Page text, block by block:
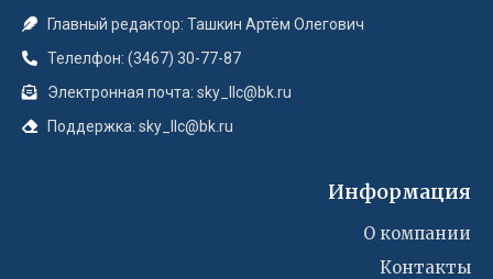
Главный редактор: Ташкин Артём Олегович
Телелфон: (3467) 30-77-87
Электронная почта: sky_llc@bk.ru
Поддержка: sky_llc@bk.ru
Информация
О компании
Контакты